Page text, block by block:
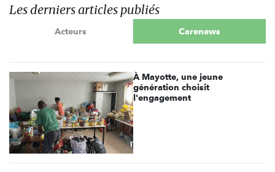
Les derniers articles publiés
Acteurs Carenews
À Mayotte, une jeune
génération choisit
l'engagement